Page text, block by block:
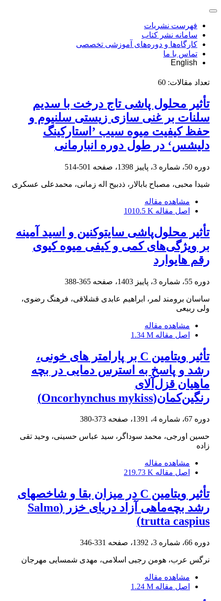
فهرست نشریات
سامانه نشر کتاب
کارگاه‌ها و دوره‌های آموزشی تخصصی
تماس با ما
English
تعداد مقالات: 60
تأثیر محلول پاشی تاج درخت با سدیم
سلنات بر غنی سازی زیستی سلنیوم و
حفظ کیفیت میوه سیب ’استارکینگ
دلیشس‘ در طول دوره انبارمانی
دوره 50، شماره 3، پاییز 1398، صفحه 501-514
شیدا محبی، مصباح بابالار، ذدبیح اله زمانی، محمدعلی عسکری
مشاهده مقاله
اصل مقاله 1010.5 K
تأثیر محلول‌پاشی سایتوکنین و اسید آمینه
بر ویژگی‌های کمی و کیفی میوه کیوی
رقم هایوارد
دوره 55، شماره 3، پاییز 1403، صفحه 365-388
ساسان برومند لمر، ابراهیم عابدی قشلاقی، فرهنگ رضوی،
ولی ربیعی
مشاهده مقاله
اصل مقاله 1.34 M
تأثیر ویتامین C بر پارامتر های خونی،
رشد و پاسخ به استرس دمایی در بچه
ماهیان قزل‌آلای
رنگین‌کمان‌(Oncorhynchus mykiss)
دوره 67، شماره 4، 1391، صفحه 373-380
حسین اورجی، محمد سوداگر، سید عباس حسینی، وحید تقی
زاده
مشاهده مقاله
اصل مقاله 219.73 K
تأثیر ویتامین C در میزان بقا و شاخص‏های
رشد بچه‌ماهی آزاد دریای خزر (Salmo
trutta caspius)
دوره 66، شماره 3، 1392، صفحه 331-346
نرگس عرب، هومن رجبی اسلامی، مهدی شمسایی مهرجان
مشاهده مقاله
اصل مقاله 1.24 M